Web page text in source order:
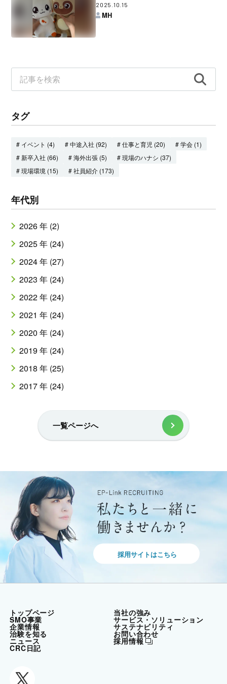
2025.10.15
MH
タグ
# イベント (4) # 中途入社 (92) # 仕事と育児 (20)
# 学会 (1)
# 新卒入社 (66)
# 海外出張 (5)
# 現場のハナシ (37)
# 現場環境 (15)
# 社員紹介 (173)
年代別
2026 年 (2)
2025 年 (24)
2024 年 (27)
2023 年 (24)
2022 年 (24)
2021 年 (24)
2020 年 (24)
2019 年 (24)
2018 年 (25)
2017 年 (24)
一覧ページへ
採用サイトはこちら
トップページ 当社の強み
SMO事業 サービス・ソリューション
企業情報 サステナビリティ
治験を知る お問い合わせ
ニュース 採用情報
CRC日記